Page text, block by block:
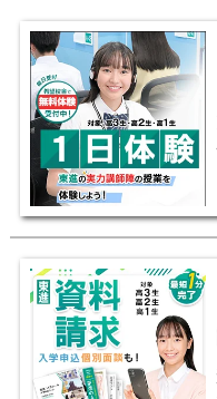
▼東進TVのチャンネル
http://
sub_confirmation=1
#東京農工大学
#東京農工大学農学部
#農学部
#農工大